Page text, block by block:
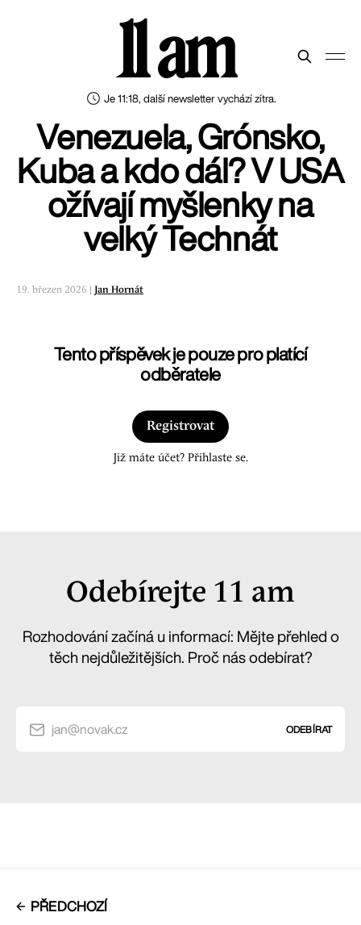
Je 11:18, další newsletter vychází zítra.
11 am
Venezuela, Grónsko,
Kuba a kdo dál? V USA
ožívají myšlenky na
velký Technát
19. březen 2026 | Jan Hornát
Tento příspěvek je pouze pro platící
odběratele
Registrovat
Již máte účet? Přihlaste se.
Odebírejte 11 am
Rozhodování začíná u informací: Mějte přehled o
těch nejdůležitějších. Proč nás odebírat?
jan@novak.cz ODEBÍRAT
PŘEDCHOZÍ